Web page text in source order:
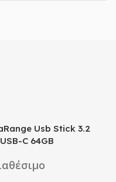
Usb Stick 3.2
C 64GB